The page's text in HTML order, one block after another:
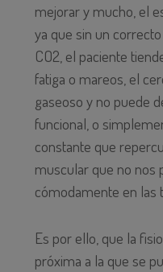
mejorar y mucho, el
ya que sin un
CO2, el paciente
fatiga o mareos, el
gaseoso y no puede
funcional, o
constante que
muscular que no nos
cómodamente en las
Es por ello, que la
próxima a la que se